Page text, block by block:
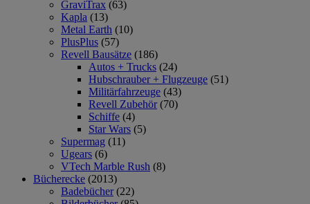
GraviTrax (63)
Kapla (13)
Metal Earth (10)
PlusPlus (57)
Revell Bausätze (186)
Autos + Trucks (24)
Hubschrauber + Flugzeuge (51)
Militärfahrzeuge (43)
Revell Zubehör (70)
Schiffe (4)
Star Wars (5)
Supermag (11)
Ugears (6)
VTech Marble Rush (8)
Bücherecke (2013)
Badebücher (22)